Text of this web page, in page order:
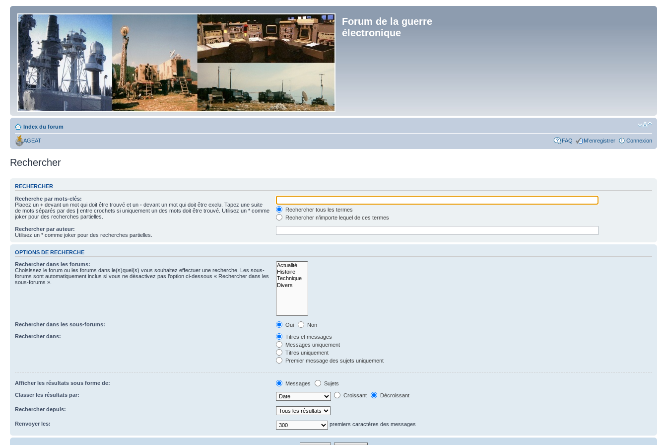
Forum de la guerre
électronique
Index du forum
AGEAT FAQ M’enregistrer Connexion
Rechercher
RECHERCHER
Recherche par mots-clés:
Placez un + devant un mot qui doit être trouvé et un - devant un mot qui doit être exclu. Tapez une suite
de mots séparés par des | entre crochets si uniquement un des mots doit être trouvé. Utilisez un * comme
joker pour des recherches partielles.
Rechercher tous les termes
Rechercher n’importe lequel de ces termes
Rechercher par auteur:
Utilisez un * comme joker pour des recherches partielles.
OPTIONS DE RECHERCHE
Rechercher dans les forums:
Choisissez le forum ou les forums dans le(s)quel(s) vous souhaitez effectuer une recherche. Les sous-
forums sont automatiquement inclus si vous ne désactivez pas l’option ci-dessous « Rechercher dans les
sous-forums ».
Rechercher dans les sous-forums: Oui
Non
Rechercher dans:
Titres et messages
Messages uniquement
Titres uniquement
Premier message des sujets uniquement
Afficher les résultats sous forme de: Messages
Sujets
Classer les résultats par:
Croissant Décroissant
Rechercher depuis:
Renvoyer les: premiers caractères des messages